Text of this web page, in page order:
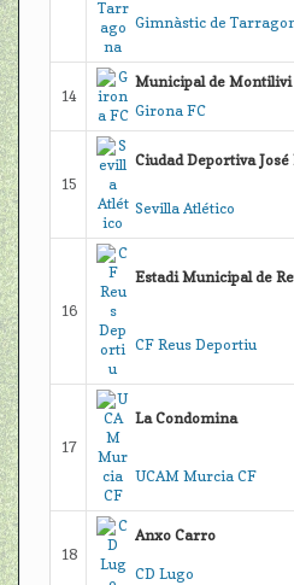
Gimnàstic de
14
Municipal de Montilivi
Girona FC
15
Ciudad Deportiva
Sevilla Atlético
16
Estadi Municipal de
CF Reus Deportiu
17
La Condomina
UCAM Murcia CF
18
Anxo Carro
CD Lugo